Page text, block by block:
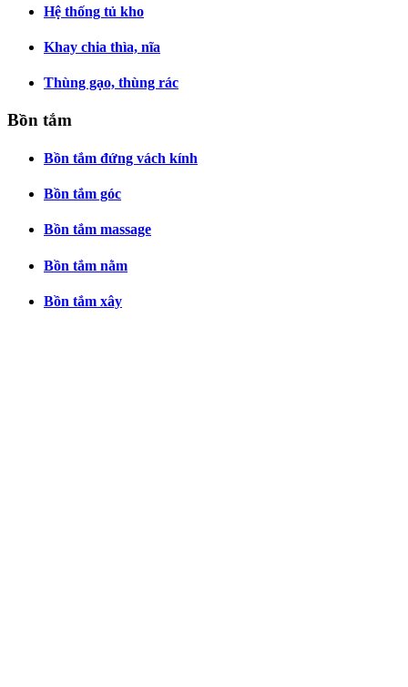
Hệ thống tủ kho
Khay chia thìa, nĩa
Thùng gạo, thùng rác
Bồn tắm
Bồn tắm đứng vách kính
Bồn tắm góc
Bồn tắm massage
Bồn tắm nằm
Bồn tắm xây